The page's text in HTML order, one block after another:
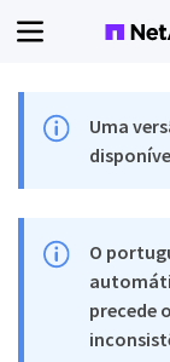
Uma
O
precede